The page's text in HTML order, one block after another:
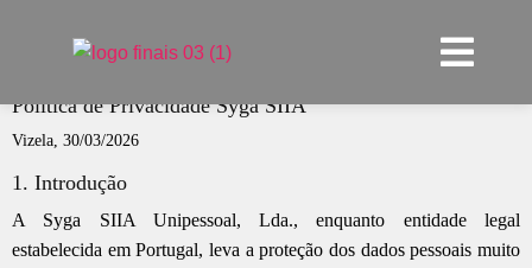
Política de Privacidade Syga SIIA
Vizela, 30/03/2026
1. Introdução
A Syga SIIA Unipessoal, Lda., enquanto entidade legal
estabelecida em Portugal, leva a proteção dos dados pessoais muito